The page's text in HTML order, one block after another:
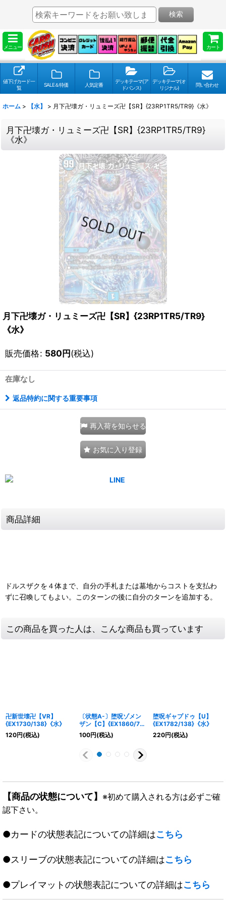
メニュー カート
検索
値下げカード一
覧
SALE＆特価 人気定番
デッキテーマ(ア
ドバンス)
デッキテーマ(オ
リジナル)
問い合わせ
ホーム > 【水】 > 月下卍壊ガ・リュミーズ卍【SR】{23RP1TR5/TR9}《水》
月下卍壊ガ・リュミーズ卍【SR】{23RP1TR5/TR9}
《水》
月下卍壊ガ・リュミーズ卍【SR】{23RP1TR5/TR9}
《水》
販売価格: 580円(税込)
在庫なし
返品特約に関する重要事項
再入荷を知らせる
お気に入り登録
商品詳細
ドルスザクを４体まで、自分の手札または墓地からコストを支払わ
ずに召喚してもよい。このターンの後に自分のターンを追加する。
この商品を買った人は、こんな商品も買っています
卍新世壊卍【VR】
{EX1730/138}《水》
120円(税込)
〔状態A-〕堕呪ゾメン
ザン【C】{EX1860/75}
《水》
100円(税込)
堕呪ギャプドゥ【U】
{EX1782/138}《水》
220円(税込)
【商品の状態について】 ※初めて購入される方は必ずご確
認下さい。
●カードの状態表記についての詳細はこちら
●スリーブの状態表記についての詳細はこちら
●プレイマットの状態表記についての詳細はこちら